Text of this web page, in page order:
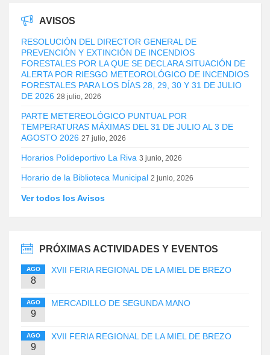
AVISOS
RESOLUCIÓN DEL DIRECTOR GENERAL DE
PREVENCIÓN Y EXTINCIÓN DE INCENDIOS
FORESTALES POR LA QUE SE DECLARA SITUACIÓN DE
ALERTA POR RIESGO METEOROLÓGICO DE INCENDIOS
FORESTALES PARA LOS DÍAS 28, 29, 30 Y 31 DE JULIO
DE 2026 28 julio, 2026
PARTE METEREOLÓGICO PUNTUAL POR
TEMPERATURAS MÁXIMAS DEL 31 DE JULIO AL 3 DE
AGOSTO 2026 27 julio, 2026
Horarios Polideportivo La Riva 3 junio, 2026
Horario de la Biblioteca Municipal 2 junio, 2026
Ver todos los Avisos
PRÓXIMAS ACTIVIDADES Y EVENTOS
AGO
8
XVII FERIA REGIONAL DE LA MIEL DE BREZO
AGO
9
MERCADILLO DE SEGUNDA MANO
AGO
9
XVII FERIA REGIONAL DE LA MIEL DE BREZO